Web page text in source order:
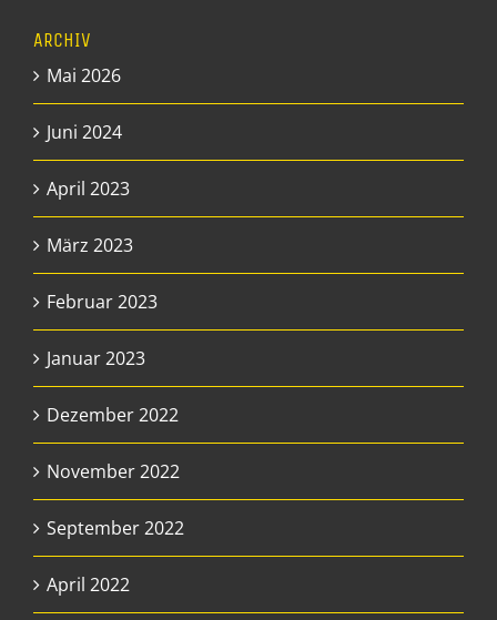
ARCHIV
Mai 2026
Juni 2024
April 2023
März 2023
Februar 2023
Januar 2023
Dezember 2022
November 2022
September 2022
April 2022